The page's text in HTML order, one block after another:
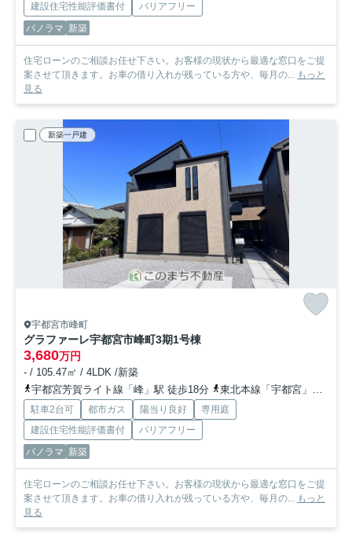
建設住宅性能評価書付
バリアフリー
パノラマ 新築
住宅ローンのご相談お任せ下さい。お客様の現状から最適な窓口をご提
案させて頂きます。お車の借り入れが残っている方や、毎月の... もっと
見る
新築一戸建
宇都宮市峰町
グラファーレ宇都宮市峰町3期1号棟
3,680万円
- / 105.47㎡ / 4LDK /新築
宇都宮芳賀ライト線「峰」駅 徒歩18分
東北本線「宇都宮」駅 徒歩34分
駐車2台可 都市ガス 陽当り良好
専用庭
建設住宅性能評価書付
バリアフリー
パノラマ 新築
住宅ローンのご相談お任せ下さい。お客様の現状から最適な窓口をご提
案させて頂きます。お車の借り入れが残っている方や、毎月の... もっと
見る